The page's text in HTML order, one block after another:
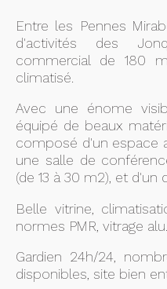
Entre les Pennes
d'activités des
commercial de 180
climatisé.
Avec une énome
équipé de beaux
composé d'un espace
une salle de
(de 13 à 30 m2), et d'un
Belle vitrine,
normes PMR, vitrage alu.
Gardien 24h/24,
disponibles, site bien